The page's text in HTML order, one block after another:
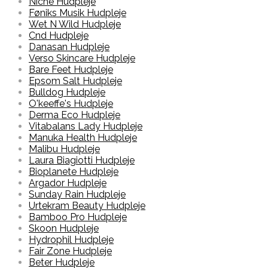
Føniks Musik Hudpleje
Wet N Wild Hudpleje
Cnd Hudpleje
Danasan Hudpleje
Verso Skincare Hudpleje
Bare Feet Hudpleje
Epsom Salt Hudpleje
Bulldog Hudpleje
O'keeffe's Hudpleje
Derma Eco Hudpleje
Vitabalans Lady Hudpleje
Manuka Health Hudpleje
Malibu Hudpleje
Laura Biagiotti Hudpleje
Bioplanete Hudpleje
Argador Hudpleje
Sunday Rain Hudpleje
Urtekram Beauty Hudpleje
Bamboo Pro Hudpleje
Skoon Hudpleje
Hydrophil Hudpleje
Fair Zone Hudpleje
Beter Hudpleje